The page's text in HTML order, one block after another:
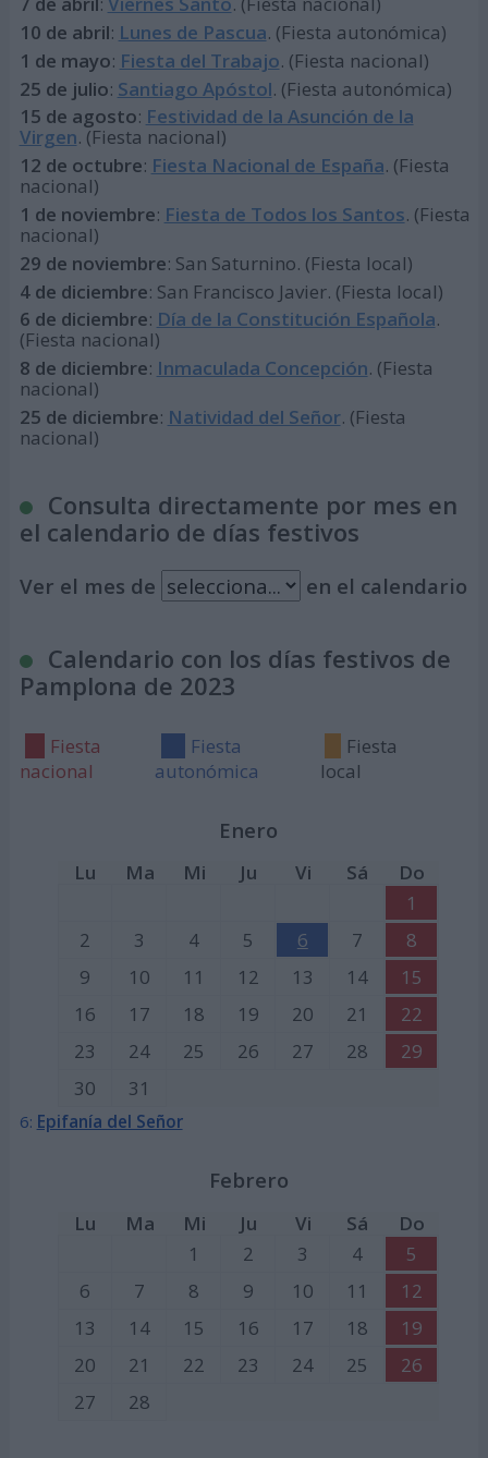
10 de abril: Lunes de Pascua. (Fiesta autonómica)
1 de mayo: Fiesta del Trabajo. (Fiesta nacional)
25 de julio: Santiago Apóstol. (Fiesta autonómica)
15 de agosto: Festividad de la Asunción de la
Virgen. (Fiesta nacional)
12 de octubre: Fiesta Nacional de España. (Fiesta
nacional)
1 de noviembre: Fiesta de Todos los Santos. (Fiesta
nacional)
29 de noviembre: San Saturnino. (Fiesta local)
4 de diciembre: San Francisco Javier. (Fiesta local)
6 de diciembre: Día de la Constitución Española.
(Fiesta nacional)
8 de diciembre: Inmaculada Concepción. (Fiesta
nacional)
25 de diciembre: Natividad del Señor. (Fiesta
nacional)
Consulta directamente por mes en
el calendario de días festivos
Ver el mes de en el calendario
Calendario con los días festivos de
Pamplona de 2023
Fiesta
nacional
Fiesta
autonómica
Fiesta
local
Enero
Lu Ma Mi Ju Vi Sá
Do
1
2
3 4 5 6 7
8
9
10 11 12 13 14
15
16
17 18 19 20 21
22
23
24 25 26 27 28
29
30
31
6: Epifanía del Señor
Febrero
Lu Ma Mi Ju Vi Sá
Do
1
2 3 4
5
6
7 8 9 10 11
12
13
14 15 16 17 18
19
20
21 22 23 24 25
26
27
28